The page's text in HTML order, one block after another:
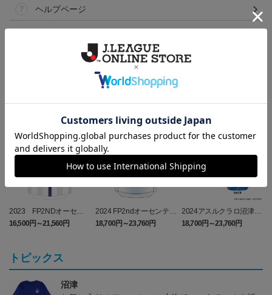
ヘルプページ
2023 FP2NDオーセン
ティックユニフォーム
16,500円～21,560円
2024 FP2ndオーセンティ
ックユニフォーム
18,700円～23,760円
2024アスルクラロ沼津
3rdユニフォーム ラブラ
イブ！サンシャイン!!エデ
18,700円～23,760円
トピックス
沼津